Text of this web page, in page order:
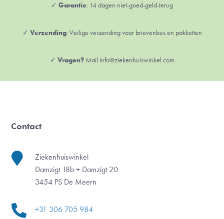
✓ Garantie: 14 dagen niet-goed-geld-terug
✓ Verzending: Veilige verzending voor brievenbus en pakketten
✓ Vragen?Mail info@ziekenhuiswinkel.com
Contact

Ziekenhuiswinkel
Damzigt 18b + Damzigt 20
3454 PS De Meern
 +31 306 705 984